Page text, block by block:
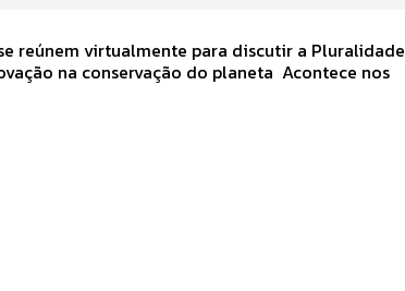
reúnem virtualmente para discutir a Pluralidade
conservação do planeta Acontece nos